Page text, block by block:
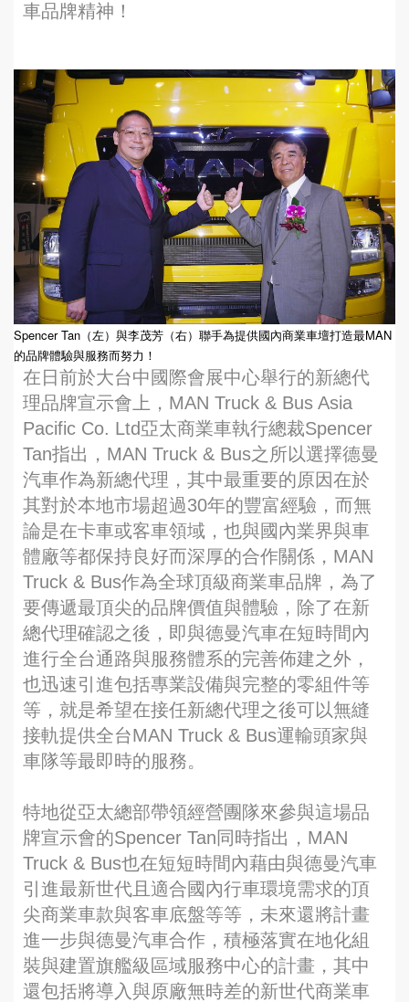
車品牌精神！
Spencer Tan（左）與李茂芳（右）聯手為提供國內商業車壇打造最MAN
的品牌體驗與服務而努力！
在日前於大台中國際會展中心舉行的新總代
理品牌宣示會上，MAN Truck & Bus Asia
Pacific Co. Ltd亞太商業車執行總裁Spencer
Tan指出，MAN Truck & Bus之所以選擇德曼
汽車作為新總代理，其中最重要的原因在於
其對於本地市場超過30年的豐富經驗，而無
論是在卡車或客車領域，也與國內業界與車
體廠等都保持良好而深厚的合作關係，MAN
Truck & Bus作為全球頂級商業車品牌，為了
要傳遞最頂尖的品牌價值與體驗，除了在新
總代理確認之後，即與德曼汽車在短時間內
進行全台通路與服務體系的完善佈建之外，
也迅速引進包括專業設備與完整的零組件等
等，就是希望在接任新總代理之後可以無縫
接軌提供全台MAN Truck & Bus運輸頭家與
車隊等最即時的服務。
特地從亞太總部帶領經營團隊來參與這場品
牌宣示會的Spencer Tan同時指出，MAN
Truck & Bus也在短短時間內藉由與德曼汽車
引進最新世代且適合國內行車環境需求的頂
尖商業車款與客車底盤等等，未來還將計畫
進一步與德曼汽車合作，積極落實在地化組
裝與建置旗艦級區域服務中心的計畫，其中
還包括將導入與原廠無時差的新世代商業車